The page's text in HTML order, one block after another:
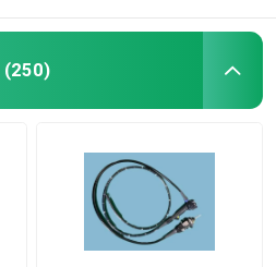
(250)